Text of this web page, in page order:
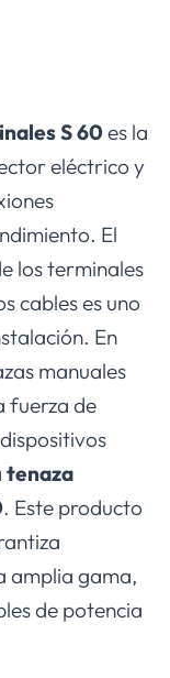
S 60es la
eléctrico y
El
los terminales
cables es uno
En
manuales
fuerza de
tenaza
. Este producto
amplia gama,
de potencia